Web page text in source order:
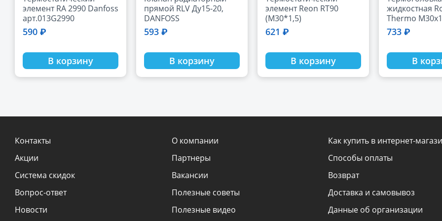
элемент RA 2990 Danfoss
арт.013G2990
590 ₽
В корзину
прямой RLV Ду15-20,
DANFOSS
593 ₽
В корзину
элемент Reon RT90
(M30*1,5)
621 ₽
В корзину
жидкостная
Thermo
733 ₽
В
Контакты
Акции
Система скидок
Вопрос-ответ
Новости
О компании
Партнеры
Вакансии
Полезные советы
Полезные видео
Как купить в интернет-
Способы оплаты
Возврат
Доставка и самовывоз
Данные об организации